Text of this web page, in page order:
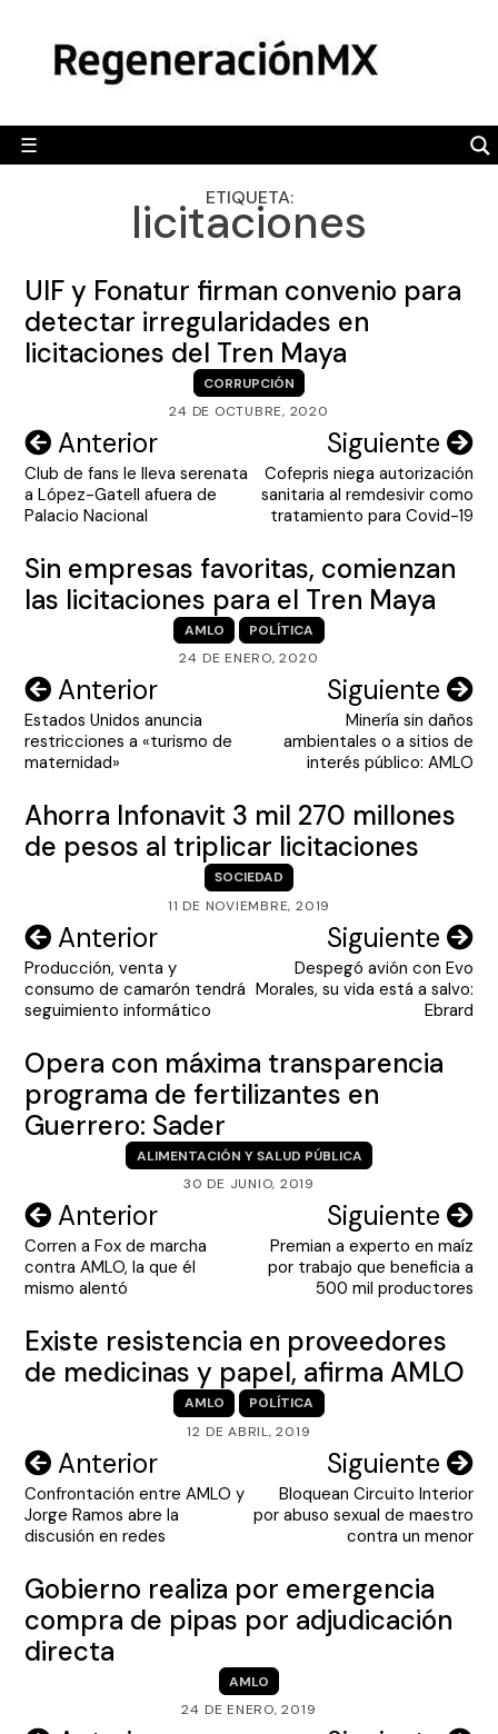
content
☰
POLÍTICA
CAMALEÓN
OPINIÓN
ENGLISH SECTION
VIDEOS
ETIQUETA:
licitaciones
UIF y Fonatur firman convenio para
detectar irregularidades en
licitaciones del Tren Maya
CORRUPCIÓN
24 DE OCTUBRE, 2020
Navegación
de
entradas
Anterior
Club de fans le lleva serenata
a López-Gatell afuera de
Palacio Nacional
Siguiente
Cofepris niega autorización
sanitaria al remdesivir como
tratamiento para Covid-19
Sin empresas favoritas, comienzan
las licitaciones para el Tren Maya
AMLO
POLÍTICA
24 DE ENERO, 2020
Navegación
de
entradas
Anterior
Estados Unidos anuncia
restricciones a «turismo de
maternidad»
Siguiente
Minería sin daños
ambientales o a sitios de
interés público: AMLO
Ahorra Infonavit 3 mil 270 millones
de pesos al triplicar licitaciones
SOCIEDAD
11 DE NOVIEMBRE, 2019
Navegación
de
entradas
Anterior
Producción, venta y
consumo de camarón tendrá
seguimiento informático
Siguiente
Despegó avión con Evo
Morales, su vida está a salvo:
Ebrard
Opera con máxima transparencia
programa de fertilizantes en
Guerrero: Sader
ALIMENTACIÓN Y SALUD PÚBLICA
30 DE JUNIO, 2019
Navegación
de
entradas
Anterior
Corren a Fox de marcha
contra AMLO, la que él
mismo alentó
Siguiente
Premian a experto en maíz
por trabajo que beneficia a
500 mil productores
Existe resistencia en proveedores
de medicinas y papel, afirma AMLO
AMLO
POLÍTICA
12 DE ABRIL, 2019
Navegación
de
entradas
Anterior
Confrontación entre AMLO y
Jorge Ramos abre la
discusión en redes
Siguiente
Bloquean Circuito Interior
por abuso sexual de maestro
contra un menor
Gobierno realiza por emergencia
compra de pipas por adjudicación
directa
AMLO
24 DE ENERO, 2019